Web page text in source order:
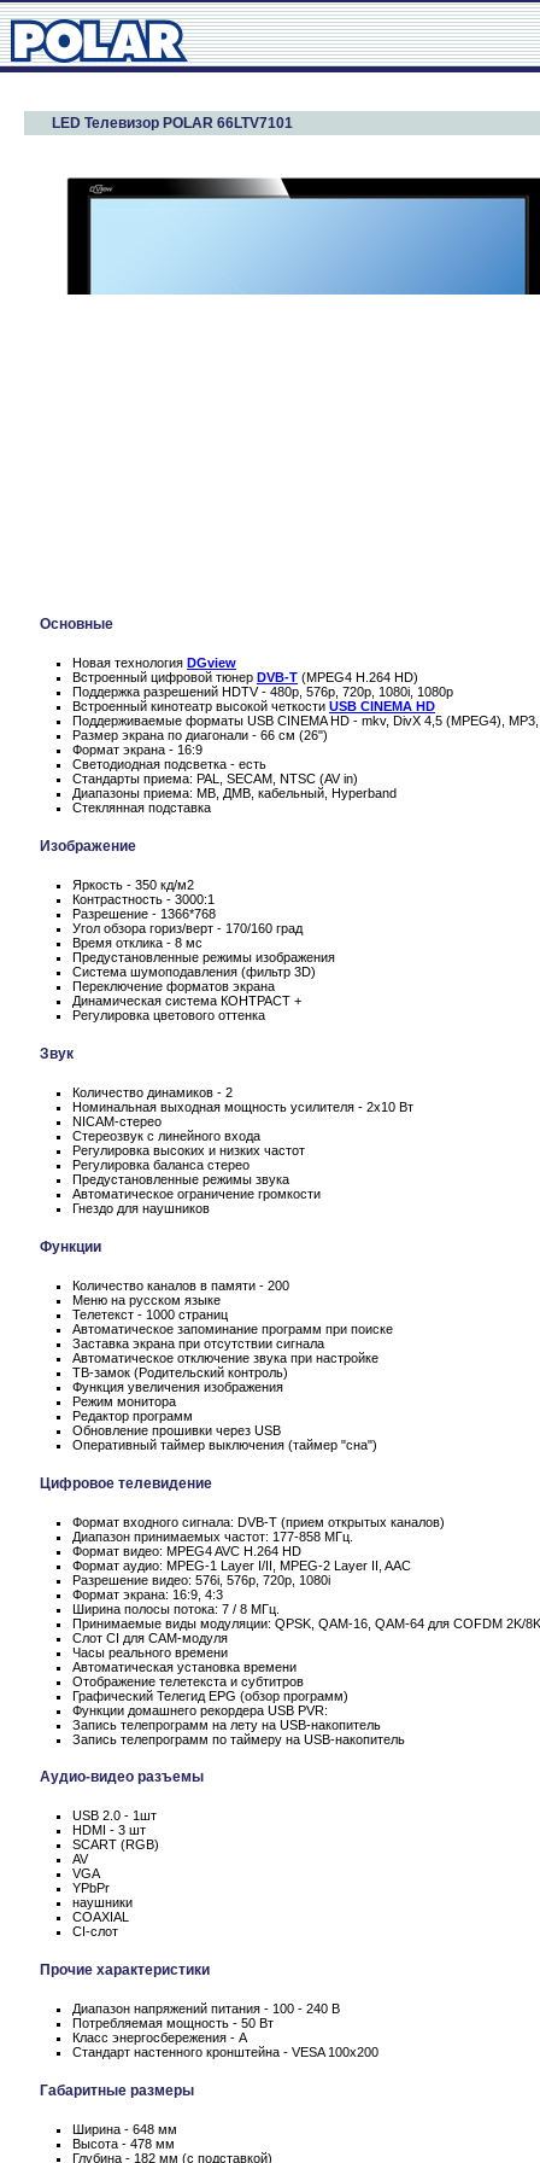
LED Телевизор POLAR 66LTV7101
Основные
Новая технология DGview
Встроенный цифровой тюнер DVB-T (MPEG4 H.264 HD)
Поддержка разрешений HDTV - 480p, 576p, 720p, 1080i, 1080p
Встроенный кинотеатр высокой четкости USB CINEMA HD
Поддерживаемые форматы USB CINEMA HD - mkv, DivX 4,5 (MPEG4),
Размер экрана по диагонали - 66 см (26")
Формат экрана - 16:9
Светодиодная подсветка - есть
Стандарты приема: PAL, SECAM, NTSC (AV in)
Диапазоны приема: МВ, ДМВ, кабельный, Hyperband
Стеклянная подставка
Изображение
Яркость - 350 кд/м2
Контрастность - 3000:1
Разрешение - 1366*768
Угол обзора гориз/верт - 170/160 град
Время отклика - 8 мс
Предустановленные режимы изображения
Система шумоподавления (фильтр 3D)
Переключение форматов экрана
Динамическая система КОНТРАСТ +
Регулировка цветового оттенка
Звук
Количество динамиков - 2
Номинальная выходная мощность усилителя - 2x10 Вт
NICAM-стерео
Стереозвук с линейного входа
Регулировка высоких и низких частот
Регулировка баланса стерео
Предустановленные режимы звука
Автоматическое ограничение громкости
Гнездо для наушников
Функции
Количество каналов в памяти - 200
Меню на русском языке
Телетекст - 1000 страниц
Автоматическое запоминание программ при поиске
Заставка экрана при отсутствии сигнала
Автоматическое отключение звука при настройке
ТВ-замок (Родительский контроль)
Функция увеличения изображения
Режим монитора
Редактор программ
Обновление прошивки через USB
Оперативный таймер выключения (таймер "сна")
Цифровое телевидение
Формат входного сигнала: DVB-T (прием открытых каналов)
Диапазон принимаемых частот: 177-858 МГц.
Формат видео: MPEG4 AVC H.264 HD
Формат аудио: MPEG-1 Layer I/II, MPEG-2 Layer II, AAC
Разрешение видео: 576i, 576p, 720p, 1080i
Формат экрана: 16:9, 4:3
Ширина полосы потока: 7 / 8 МГц.
Принимаемые виды модуляции: QPSK, QAM-16, QAM-64 для COFDM 2K/8K
Слот CI для CAM-модуля
Часы реального времени
Автоматическая установка времени
Отображение телетекста и субтитров
Графический Телегид EPG (обзор программ)
Функции домашнего рекордера USB PVR:
Запись телепрограмм на лету на USB-накопитель
Запись телепрограмм по таймеру на USB-накопитель
Аудио-видео разъемы
USB 2.0 - 1шт
HDMI - 3 шт
SCART (RGB)
AV
VGA
YPbPr
наушники
COAXIAL
CI-слот
Прочие характеристики
Диапазон напряжений питания - 100 - 240 В
Потребляемая мощность - 50 Вт
Класс энергосбережения - А
Стандарт настенного кронштейна - VESA 100x200
Габаритные размеры
Ширина - 648 мм
Высота - 478 мм
Глубина - 182 мм (с подставкой)